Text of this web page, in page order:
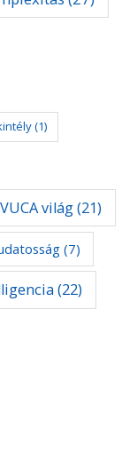
(1)
VUCA világ(21)
(7)
(22)